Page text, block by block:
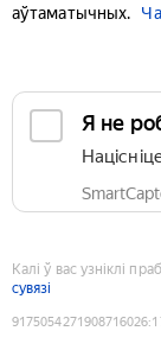
аўтаматычных.
Я не
Калі ў вас узніклі
сувязі
9175054271908716026: